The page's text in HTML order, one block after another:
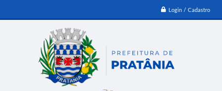
Login / Cadastro